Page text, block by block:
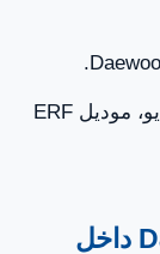
بالإضافة إلى ذلك، تقدم صيانة ثلاجات دايو، موديل ERF
قطع غيار أصلية لثلاجات Daewoo داخل